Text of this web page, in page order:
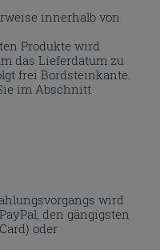
innerhalb von
Produkte wird
das Lieferdatum zu
frei Bordsteinkante.
im Abschnitt
wird
den gängigsten
oder